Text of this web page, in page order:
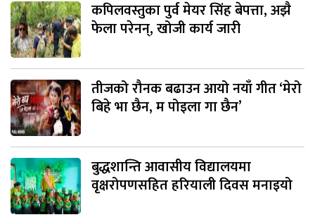
कपिलवस्तुका पुर्व मेयर सिंह बेपत्ता, अझै
फेला परेनन्, खोजी कार्य जारी
तीजको रौनक बढाउन आयो नयाँ गीत ‘मेरो
बिहे भा छैन, म पोइला गा छैन’
बुद्धशान्ति आवासीय विद्यालयमा
वृक्षरोपणसहित हरियाली दिवस मनाइयो